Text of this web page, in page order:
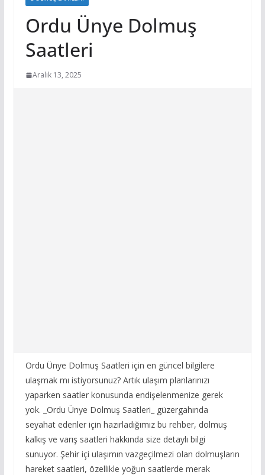
Ordu Ünye Dolmuş
Saatleri
Aralık 13, 2025
Ordu Ünye Dolmuş Saatleri için en güncel bilgilere
ulaşmak mı istiyorsunuz? Artık ulaşım planlarınızı
yaparken saatler konusunda endişelenmenize gerek
yok. _Ordu Ünye Dolmuş Saatleri_ güzergahında
seyahat edenler için hazırladığımız bu rehber, dolmuş
kalkış ve varış saatleri hakkında size detaylı bilgi
sunuyor. Şehir içi ulaşımın vazgeçilmezi olan dolmuşların
hareket saatleri, özellikle yoğun saatlerde merak